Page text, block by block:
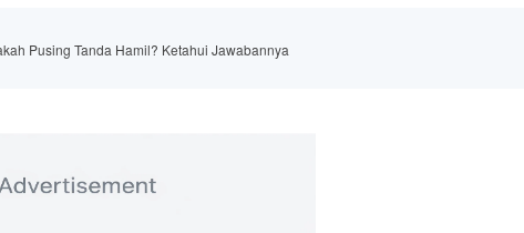
Pusing Tanda Hamil? Ketahui Jawabannya